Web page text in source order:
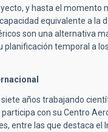
y hasta el momento
equivalente a la
son una alternativa
planificación temporal a
siete años trabajando
con su Centro
entre las que destaca el